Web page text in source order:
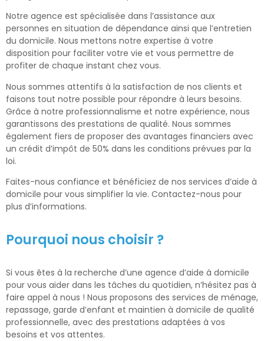
Notre agence est spécialisée dans l’assistance aux
personnes en situation de dépendance ainsi que l’entretien
du domicile. Nous mettons notre expertise à votre
disposition pour faciliter votre vie et vous permettre de
profiter de chaque instant chez vous.
Nous sommes attentifs à la satisfaction de nos clients et
faisons tout notre possible pour répondre à leurs besoins.
Grâce à notre professionnalisme et notre expérience, nous
garantissons des prestations de qualité. Nous sommes
également fiers de proposer des avantages financiers avec
un crédit d’impôt de 50% dans les conditions prévues par la
loi.
Faites-nous confiance et bénéficiez de nos services d’aide à
domicile pour vous simplifier la vie. Contactez-nous pour
plus d’informations.
Pourquoi nous choisir ?
Si vous êtes à la recherche d’une agence d’aide à domicile
pour vous aider dans les tâches du quotidien, n’hésitez pas à
faire appel à nous ! Nous proposons des services de ménage,
repassage, garde d’enfant et maintien à domicile de qualité
professionnelle, avec des prestations adaptées à vos
besoins et vos attentes.